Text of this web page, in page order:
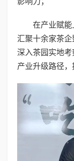
在产业赋能
汇聚十余家茶
深入茶园实地
产业升级路径，